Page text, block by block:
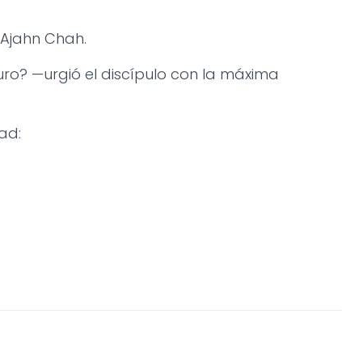
Chah.
—urgió el discípulo con la máxima